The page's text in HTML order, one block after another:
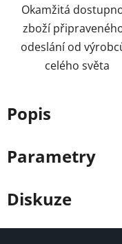
Okamžitá
zboží
odeslání od
celého světa
Popis
Parametry
Diskuze